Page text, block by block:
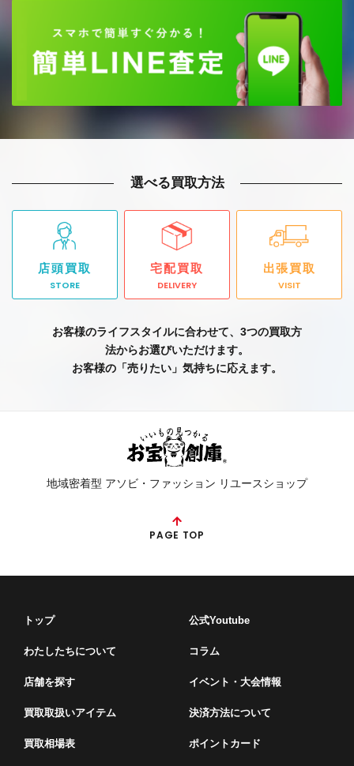
選べる買取方法
店頭買取
STORE
宅配買取
DELIVERY
出張買取
VISIT
お客様のライフスタイルに合わせて、3つの買取方
法からお選びいただけます。
お客様の「売りたい」気持ちに応えます。
地域密着型 アソビ・ファッション リユースショップ
PAGE TOP
トップ
わたしたちについて
店舗を探す
買取取扱いアイテム
買取相場表
公式Youtube
コラム
イベント・⼤会情報
決済方法について
ポイントカード